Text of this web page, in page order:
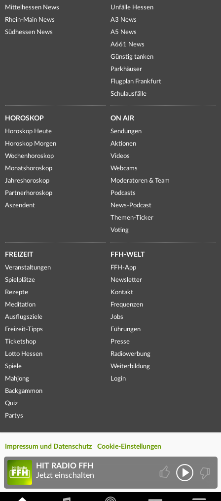
Mittelhessen News
Rhein-Main News
Südhessen News
Unfälle Hessen
A3 News
A5 News
A661 News
Günstig tanken
Parkhäuser
Flugplan Frankfurt
Schulausfälle
HOROSKOP
Horoskop Heute
Horoskop Morgen
Wochenhoroskop
Monatshoroskop
Jahreshoroskop
Partnerhoroskop
Aszendent
ON AIR
Sendungen
Aktionen
Videos
Webcams
Moderatoren & Team
Podcasts
News-Podcast
Themen-Ticker
Voting
FREIZEIT
Veranstaltungen
Spielplätze
Rezepte
Meditation
Ausflugsziele
Freizeit-Tipps
Ticketshop
Lotto Hessen
Spiele
Mahjong
Backgammon
Quiz
Partys
FFH-WELT
FFH-App
Newsletter
Kontakt
Frequenzen
Jobs
Führungen
Presse
Radiowerbung
Weiterbildung
Login
Impressum und Datenschutz Cookie-Einstellungen
HIT RADIO FFH
Jetzt einschalten